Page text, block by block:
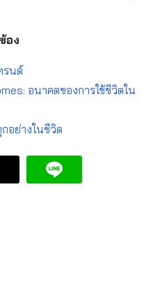
อง
รนด์
อนาคตของการใช้ชีวิตใน
กอย่างในชีวิต